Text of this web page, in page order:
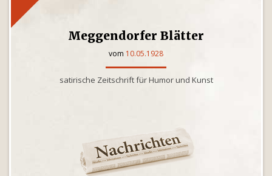
Meggendorfer Blätter
vom 10.05.1928
satirische Zeitschrift für Humor und Kunst